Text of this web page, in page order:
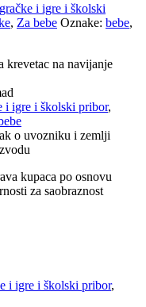
i igre i školski
, Za bebe Oznake: bebe,
krevetac na navijanje
i igre i školski pribor,
o uvozniku i zemlji
kupaca po osnovu
za saobraznost
i igre i školski pribor,